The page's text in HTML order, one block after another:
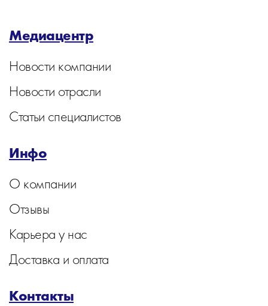
Медиацентр
Новости компании
Новости отрасли
Статьи специалистов
Инфо
О компании
Отзывы
Карьера у нас
Доставка и оплата
Контакты